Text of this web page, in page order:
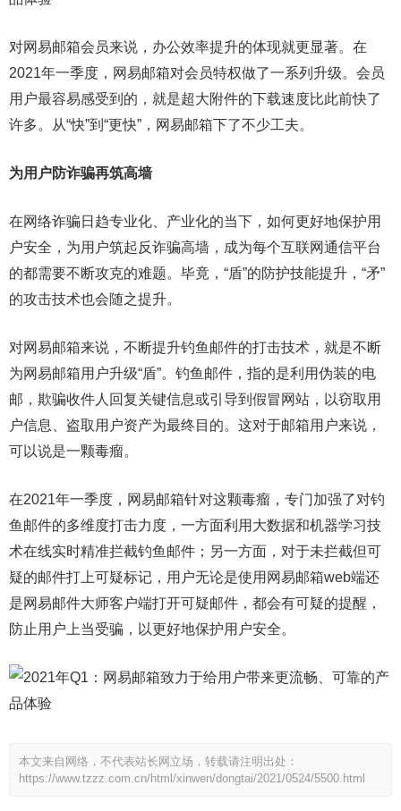
对网易邮箱会员来说，办公效率提升的体现就更显著。在
2021年一季度，网易邮箱对会员特权做了一系列升级。会员
用户最容易感受到的，就是超大附件的下载速度比此前快了
许多。从“快”到“更快”，网易邮箱下了不少工夫。
为用户防诈骗再筑高墙
在网络诈骗日趋专业化、产业化的当下，如何更好地保护用
户安全，为用户筑起反诈骗高墙，成为每个互联网通信平台
的都需要不断攻克的难题。毕竟，“盾”的防护技能提升，“矛”
的攻击技术也会随之提升。
对网易邮箱来说，不断提升钓鱼邮件的打击技术，就是不断
为网易邮箱用户升级“盾”。钓鱼邮件，指的是利用伪装的电
邮，欺骗收件人回复关键信息或引导到假冒网站，以窃取用
户信息、盗取用户资产为最终目的。这对于邮箱用户来说，
可以说是一颗毒瘤。
在2021年一季度，网易邮箱针对这颗毒瘤，专门加强了对钓
鱼邮件的多维度打击力度，一方面利用大数据和机器学习技
术在线实时精准拦截钓鱼邮件；另一方面，对于未拦截但可
疑的邮件打上可疑标记，用户无论是使用网易邮箱web端还
是网易邮件大师客户端打开可疑邮件，都会有可疑的提醒，
防止用户上当受骗，以更好地保护用户安全。
本文来自网络，不代表站长网立场，转载请注明出处：
https://www.tzzz.com.cn/html/xinwen/dongtai/2021/0524/5500.html